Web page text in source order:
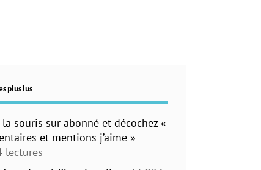
plus lus
la souris sur abonné et décochez «
et mentions j’aime » -
lectures